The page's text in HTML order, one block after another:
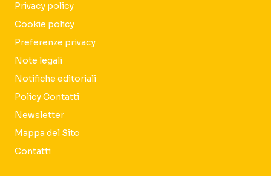
Privacy policy
Cookie policy
Preferenze privacy
Note legali
Notifiche editoriali
Policy Contatti
Newsletter
Mappa del Sito
Contatti